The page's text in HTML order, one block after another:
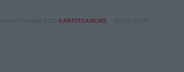
KARFITSANEWS